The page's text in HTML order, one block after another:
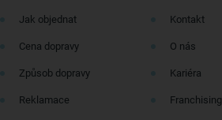
Jak objednat
Cena dopravy
Způsob dopravy
Reklamace
Kontakt
O nás
Kariéra
Franchising